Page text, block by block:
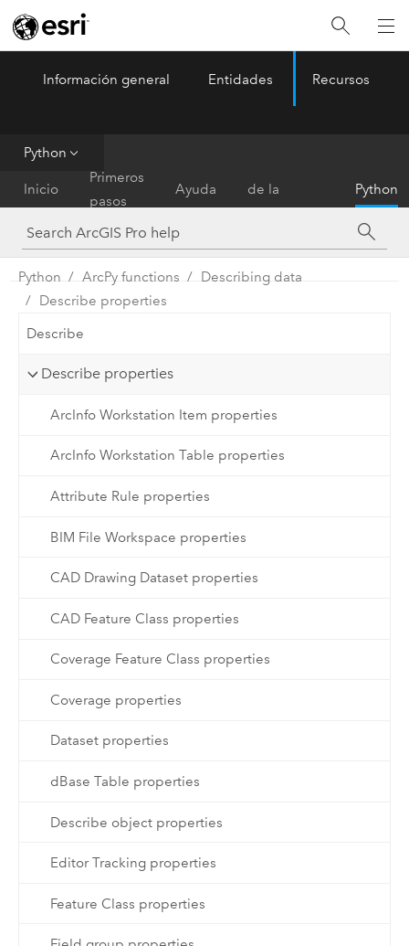
ArcGIS Pro Menu
Información general Entidades Recursos
Python
Inicio
Primeros
pasos
Ayuda
de la
herramienta
Python
Python ArcPy functions
Describing data
Describe properties
Describe
Describe properties
ArcInfo Workstation Item properties
ArcInfo Workstation Table properties
Attribute Rule properties
BIM File Workspace properties
CAD Drawing Dataset properties
CAD Feature Class properties
Coverage Feature Class properties
Coverage properties
Dataset properties
dBase Table properties
Describe object properties
Editor Tracking properties
Feature Class properties